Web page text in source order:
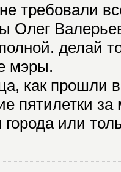
требовали
Олег
делай
мэры.
как прошли
пятилетки
или